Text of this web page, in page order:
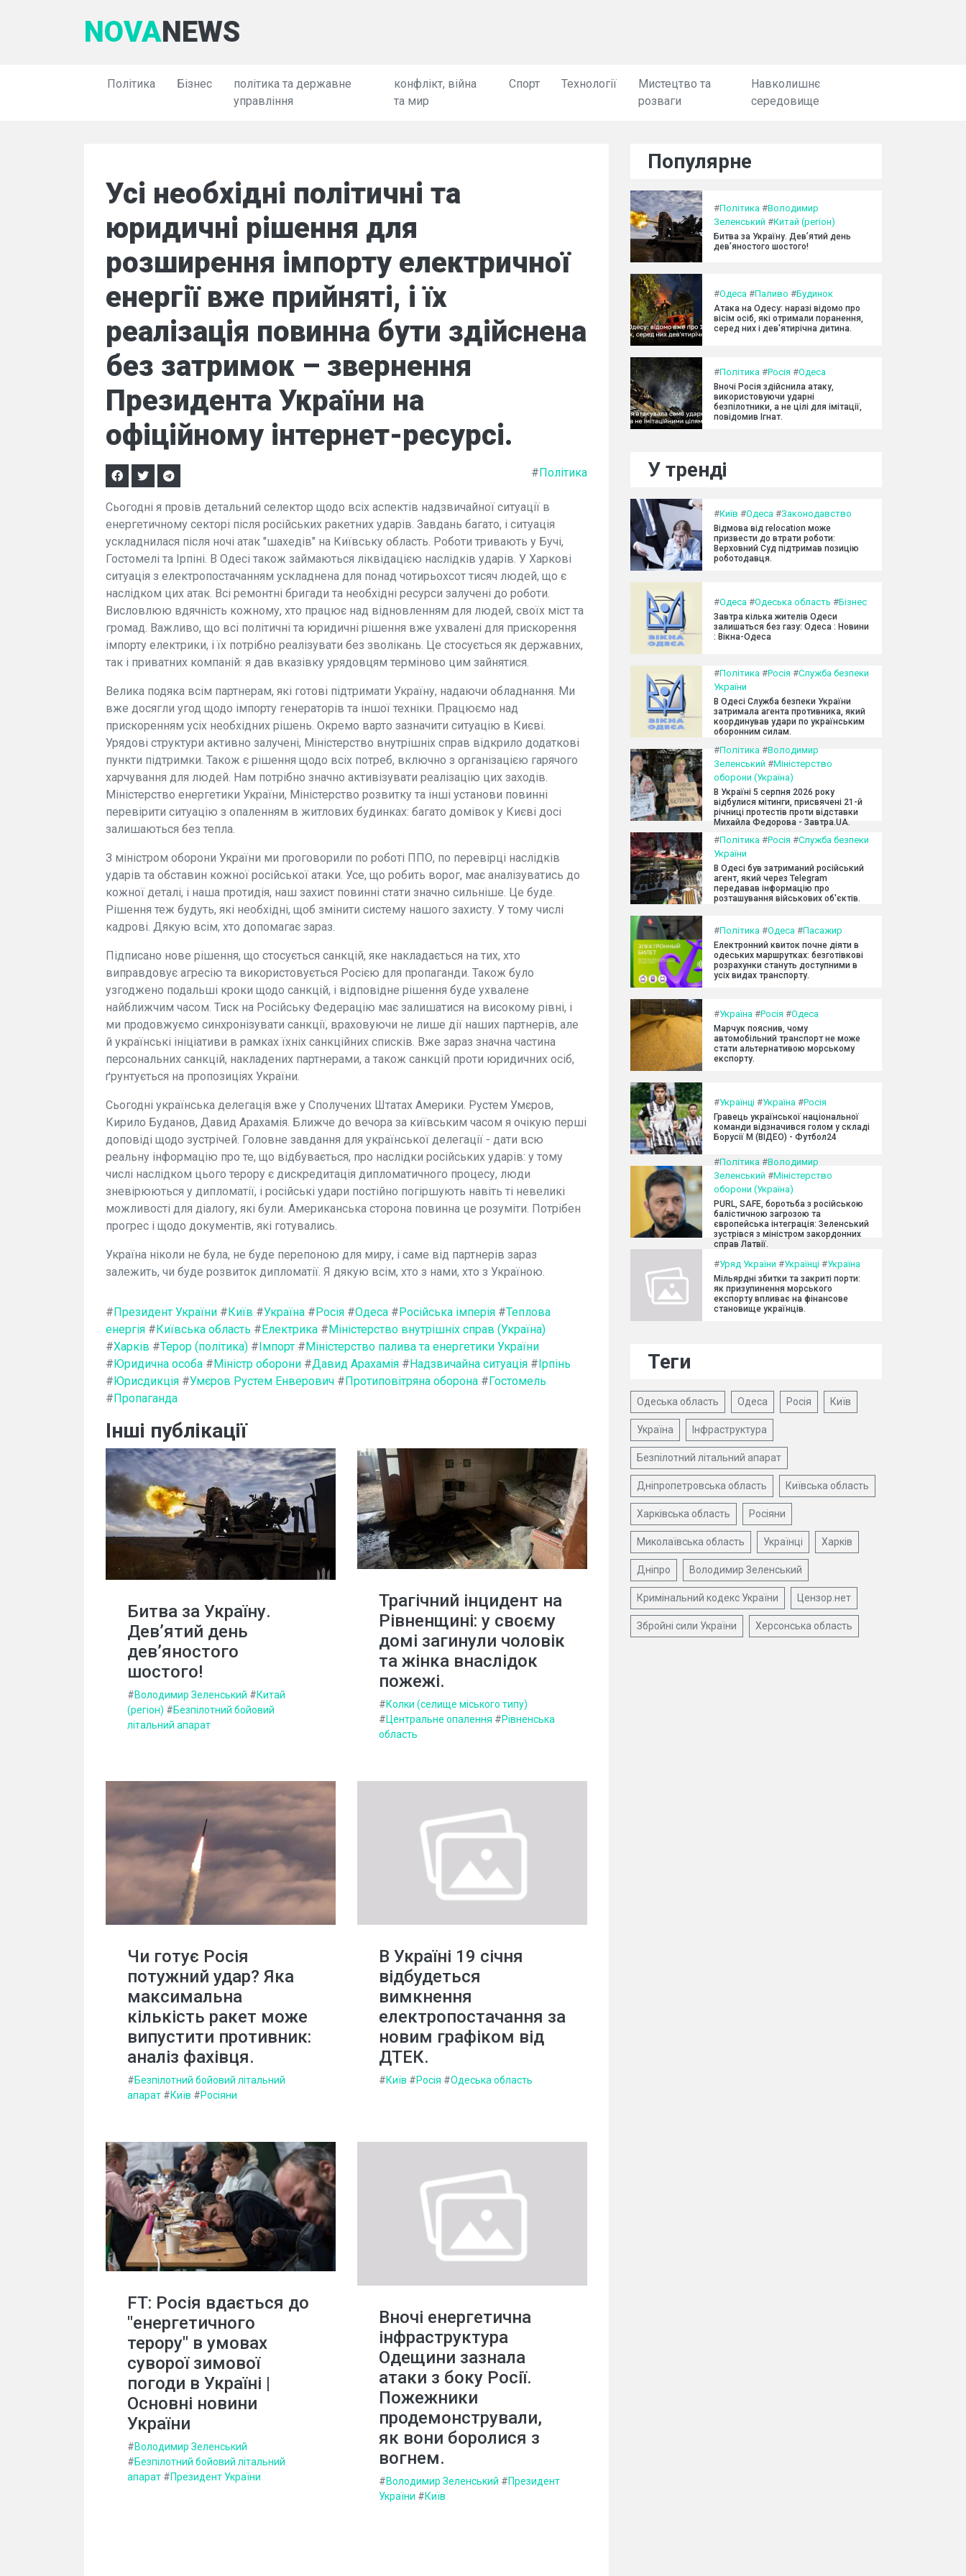
NOVANEWS
Політика Бізнес
політика та державне
управління
конфлікт, війна
та мир
Спорт Технології
Мистецтво та
розваги
Навколишнє
середовище
Усі необхідні політичні та
юридичні рішення для
розширення імпорту електричної
енергії вже прийняті, і їх
реалізація повинна бути здійснена
без затримок – звернення
Президента України на
офіційному інтернет-ресурсі.
#Політика
Сьогодні я провів детальний селектор щодо всіх аспектів надзвичайної ситуації в
енергетичному секторі після російських ракетних ударів. Завдань багато, і ситуація
ускладнилася після ночі атак "шахедів" на Київську область. Роботи тривають у Бучі,
Гостомелі та Ірпіні. В Одесі також займаються ліквідацією наслідків ударів. У Харкові
ситуація з електропостачанням ускладнена для понад чотирьохсот тисяч людей, що є
наслідком цих атак. Всі ремонтні бригади та необхідні ресурси залучені до роботи.
Висловлюю вдячність кожному, хто працює над відновленням для людей, своїх міст та
громад. Важливо, що всі політичні та юридичні рішення вже ухвалені для прискорення
імпорту електрики, і їх потрібно реалізувати без зволікань. Це стосується як державних,
так і приватних компаній: я дав вказівку урядовцям терміново цим зайнятися.
Велика подяка всім партнерам, які готові підтримати Україну, надаючи обладнання. Ми
вже досягли угод щодо імпорту генераторів та іншої техніки. Працюємо над
прискоренням усіх необхідних рішень. Окремо варто зазначити ситуацію в Києві.
Урядові структури активно залучені, Міністерство внутрішніх справ відкрило додаткові
пункти підтримки. Також є рішення щодо всіх потреб, включно з організацією гарячого
харчування для людей. Нам потрібно значно активізувати реалізацію цих заходів.
Міністерство енергетики України, Міністерство розвитку та інші установи повинні
перевірити ситуацію з опаленням в житлових будинках: багато домівок у Києві досі
залишаються без тепла.
З міністром оборони України ми проговорили по роботі ППО, по перевірці наслідків
ударів та обставин кожної російської атаки. Усе, що робить ворог, має аналізуватись до
кожної деталі, і наша протидія, наш захист повинні стати значно сильніше. Це буде.
Рішення теж будуть, які необхідні, щоб змінити систему нашого захисту. У тому числі
кадрові. Дякую всім, хто допомагає зараз.
Підписано нове рішення, що стосується санкцій, яке накладається на тих, хто
виправдовує агресію та використовується Росією для пропаганди. Також було
узгоджено подальші кроки щодо санкцій, і відповідне рішення буде ухвалене
найближчим часом. Тиск на Російську Федерацію має залишатися на високому рівні, і
ми продовжуємо синхронізувати санкції, враховуючи не лише дії наших партнерів, але
й українські ініціативи в рамках їхніх санкційних списків. Вже зараз значна частина
персональних санкцій, накладених партнерами, а також санкцій проти юридичних осіб,
ґрунтується на пропозиціях України.
Сьогодні українська делегація вже у Сполучених Штатах Америки. Рустем Умєров,
Кирило Буданов, Давид Арахамія. Ближче до вечора за київським часом я очікую перші
доповіді щодо зустрічей. Головне завдання для української делегації - дати всю
реальну інформацію про те, що відбувається, про наслідки російських ударів: у тому
числі наслідком цього терору є дискредитація дипломатичного процесу, люди
зневірюються у дипломатії, і російські удари постійно погіршують навіть ті невеликі
можливості для діалогу, які були. Американська сторона повинна це розуміти. Потрібен
прогрес і щодо документів, які готувались.
Україна ніколи не була, не буде перепоною для миру, і саме від партнерів зараз
залежить, чи буде розвиток дипломатії. Я дякую всім, хто з нами, хто з Україною.
#Президент України #Київ #Україна #Росія #Одеса #Російська імперія #Теплова
енергія #Київська область #Електрика #Міністерство внутрішніх справ (Україна)
#Харків #Терор (політика) #Імпорт #Міністерство палива та енергетики України
#Юридична особа #Міністр оборони #Давид Арахамія #Надзвичайна ситуація #Ірпінь
#Юрисдикція #Умєров Рустем Енверович #Протиповітряна оборона #Гостомель
#Пропаганда
Інші публікації
Битва за Україну.
Дев’ятий день
дев’яностого
шостого!
#Володимир Зеленський #Китай
(регіон) #Безпілотний бойовий
літальний апарат
Трагічний інцидент на
Рівненщині: у своєму
домі загинули чоловік
та жінка внаслідок
пожежі.
#Колки (селище міського типу)
#Центральне опалення #Рівненська
область
Чи готує Росія
потужний удар? Яка
максимальна
кількість ракет може
випустити противник:
аналіз фахівця.
#Безпілотний бойовий літальний
апарат #Київ #Росіяни
В Україні 19 січня
відбудеться
вимкнення
електропостачання за
новим графіком від
ДТЕК.
#Київ #Росія #Одеська область
FT: Росія вдається до
"енергетичного
терору" в умовах
суворої зимової
погоди в Україні |
Основні новини
України
#Володимир Зеленський
#Безпілотний бойовий літальний
апарат #Президент України
Вночі енергетична
інфраструктура
Одещини зазнала
атаки з боку Росії.
Пожежники
продемонстрували,
як вони боролися з
вогнем.
#Володимир Зеленський #Президент
України #Київ
Популярне
#Політика #Володимир
Зеленський #Китай (регіон)
Битва за Україну. Дев’ятий день
дев’яностого шостого!
#Одеса #Паливо #Будинок
Атака на Одесу: наразі відомо про
вісім осіб, які отримали поранення,
серед них і дев'ятирічна дитина.
#Політика #Росія #Одеса
Вночі Росія здійснила атаку,
використовуючи ударні
безпілотники, а не цілі для імітації,
повідомив Ігнат.
У тренді
#Київ #Одеса #Законодавство
Відмова від relocation може
призвести до втрати роботи:
Верховний Суд підтримав позицію
роботодавця.
#Одеса #Одеська область #Бізнес
Завтра кілька жителів Одеси
залишаться без газу: Одеса : Новини
: Вікна-Одеса
#Політика #Росія #Служба безпеки
України
В Одесі Служба безпеки України
затримала агента противника, який
координував удари по українським
оборонним силам.
#Політика #Володимир
Зеленський #Міністерство
оборони (Україна)
В Україні 5 серпня 2026 року
відбулися мітинги, присвячені 21-й
річниці протестів проти відставки
Михайла Федорова - Завтра.UA.
#Політика #Росія #Служба безпеки
України
В Одесі був затриманий російський
агент, який через Telegram
передавав інформацію про
розташування військових об'єктів.
#Політика #Одеса #Пасажир
Електронний квиток почне діяти в
одеських маршрутках: безготівкові
розрахунки стануть доступними в
усіх видах транспорту.
#Україна #Росія #Одеса
Марчук пояснив, чому
автомобільний транспорт не може
стати альтернативою морському
експорту.
#Українці #Україна #Росія
Гравець української національної
команди відзначився голом у складі
Борусії М (ВІДЕО) - Футбол24
#Політика #Володимир
Зеленський #Міністерство
оборони (Україна)
PURL, SAFE, боротьба з російською
балістичною загрозою та
європейська інтеграція: Зеленський
зустрівся з міністром закордонних
справ Латвії.
#Уряд України #Українці #Україна
Мільярдні збитки та закриті порти:
як призупинення морського
експорту впливає на фінансове
становище українців.
Теги
Одеська область Одеса Росія Київ
Україна Інфраструктура
Безпілотний літальний апарат
Дніпропетровська область Київська область
Харківська область Росіяни
Миколаївська область Українці Харків
Дніпро Володимир Зеленський
Кримінальний кодекс України Цензор.нет
Збройні сили України Херсонська область